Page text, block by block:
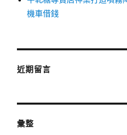
機車借錢
近期留言
彙整